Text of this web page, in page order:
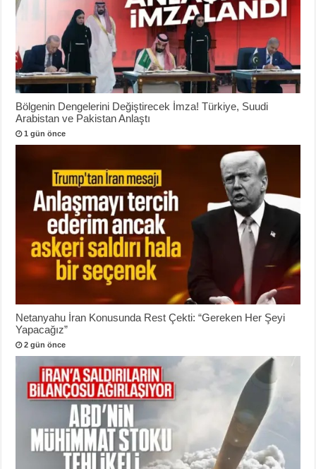
Bölgenin Dengelerini Değiştirecek İmza! Türkiye, Suudi
Arabistan ve Pakistan Anlaştı
1 gün önce
Netanyahu İran Konusunda Rest Çekti: “Gereken Her Şeyi
Yapacağız”
2 gün önce